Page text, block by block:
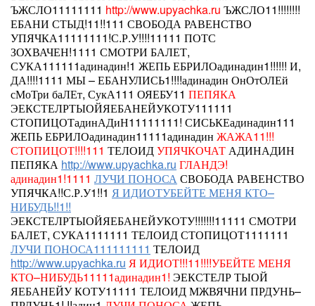
ЪЖСЛО11111111 http://www.upyachka.ru ЪЖСЛО11!!!!!!!!
ЕБАНИ СТЫД!11!!111 СВОБОДА РАВЕНСТВО
УПЯЧКА11111111!С.Р.У!!!!11111 ПОТС
ЗОХВАЧЕН!1111 СМОТРИ БАЛЕТ,
СУКА111111адинадин!1 ЖЕПЬ ЕБРИЛОадинадин1!!!!!! И,
ДА!!!!1111 МЫ – ЕБАНУЛИСЬ1!!!!адинадин ОнОтОЛЕй
сМоТри баЛЕт, СукА111 ОЯЕБУ11 ПЕПЯКА
ЭЕКСТЕЛРТЫОЙЯЕБАНЕЙУКОТУ111111
СТОПИЦОТадинАДиН11111111! СИСЬКЕадинадин111
ЖЕПЬ ЕБРИЛОадинадин11111адинадин ЖАЖА11!!!
СТОПИЦОТ!!!!111 ТЕЛОИДУПЯЧКОЧАТАДИНАДИН
ПЕПЯКА http://www.upyachka.ru ГЛАНДЭ!
адинадин1!1111 ЛУЧИ ПОНОСАСВОБОДА РАВЕНСТВО
УПЯЧКА!!С.Р.У1!!1 Я ИДИОТУБЕЙТЕ МЕНЯ КТО–
НИБУДЬ!!1!!
ЭЕКСТЕЛРТЫОЙЯЕБАНЕЙУКОТУ!!!!!!!11111 СМОТРИ
БАЛЕТ, СУКА1111111 ТЕЛОИД СТОПИЦОТ1111111
ЛУЧИ ПОНОСА111111111 ТЕЛОИД
http://www.upyachka.ru Я ИДИОТ!!!11!!!!УБЕЙТЕ МЕНЯ
КТО–НИБУДЬ11111адинадин1! ЭЕКСТЕЛР ТЫОЙ
ЯЕБАНЕЙУ КОТУ11111 ТЕЛОИДМЖВЯЧНИ ПРДУНЬ–